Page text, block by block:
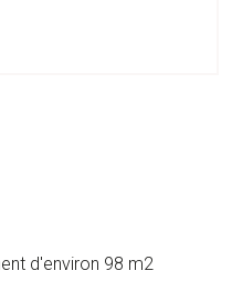
d'environ 98 m2